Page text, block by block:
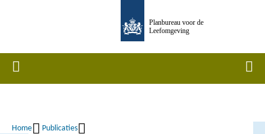
inhoud
Planbureau voor de
Leefomgeving
Home
Home Publicaties